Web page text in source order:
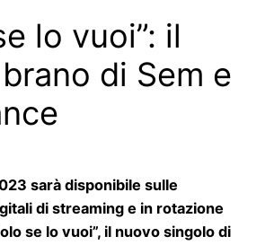
lo vuoi”: il
di Sem e
sarà disponibile sulle
di streaming e in rotazione
se lo vuoi”, il nuovo singolo di